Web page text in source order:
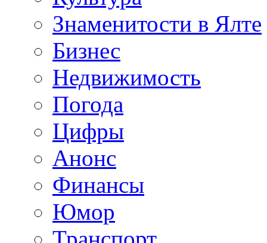
Знаменитости в Ялте
Бизнес
Недвижимость
Погода
Цифры
Анонс
Финансы
Юмор